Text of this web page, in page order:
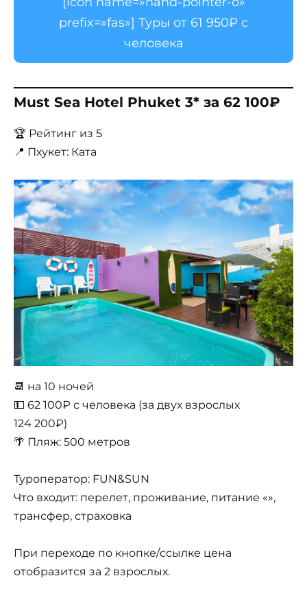
prefix=»fas»] Туры от 61 950₽ с
человека
Must Sea Hotel Phuket 3* за 62 100₽
🏆 Рейтинг из 5
📍 Пхукет: Ката
📆 на 10 ночей
💵 62 100₽ с человека (за двух взрослых
124 200₽)
🌴 Пляж: 500 метров
Туроператор: FUN&SUN
Что входит: перелет, проживание, питание «»,
трансфер, страховка
При переходе по кнопке/ссылке цена
отобразится за 2 взрослых.